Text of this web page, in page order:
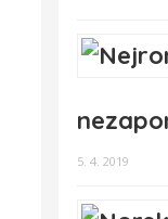
5. 4. 2019